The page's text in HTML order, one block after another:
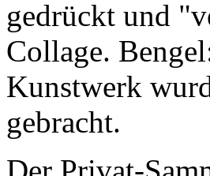
gedrückt und
Collage.
Kunstwerk
gebracht.